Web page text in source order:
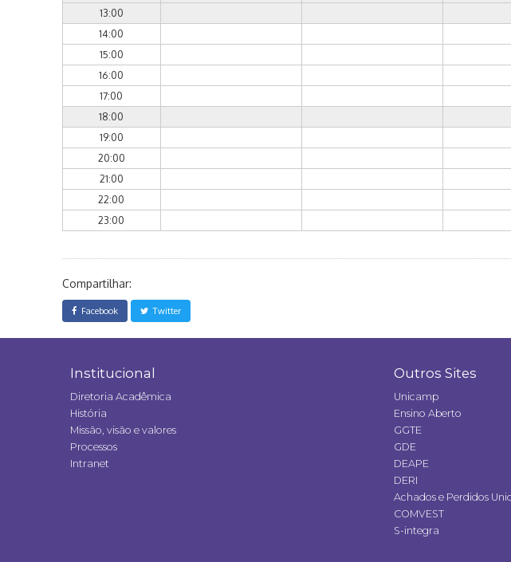
13:00
14:00
15:00
16:00
17:00
18:00
19:00
20:00
21:00
22:00
23:00
Compartilhar:
Facebook Twitter
Institucional
Diretoria Acadêmica
História
Missão, visão e valores
Processos
Intranet
Outros Sites
Unicamp
Ensino Aberto
GGTE
GDE
DEAPE
DERI
Achados e Perdidos
COMVEST
S-integra